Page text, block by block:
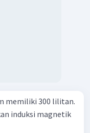
memiliki 300 lilitan.
induksi magnetik